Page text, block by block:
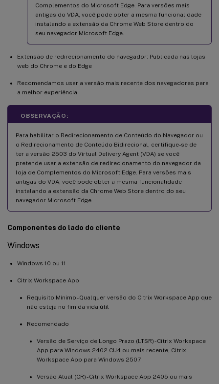
Complementos do Microsoft Edge. Para versões mais
antigas do VDA, você pode obter a mesma funcionalidade
instalando a extensão da Chrome Web Store dentro do
seu navegador Microsoft Edge.
Extensão de redirecionamento do navegador: Publicada nas lojas
web do Chrome e do Edge
Recomendamos usar a versão mais recente dos navegadores para
a melhor experiência
OBSERVAÇÃO:
Para habilitar o Redirecionamento de Conteúdo do Navegador ou
o Redirecionamento de Conteúdo Bidirecional, certifique-se de
ter a versão 2503 do Virtual Delivery Agent (VDA) se você
pretende usar a extensão de redirecionamento do navegador da
loja de Complementos do Microsoft Edge. Para versões mais
antigas do VDA, você pode obter a mesma funcionalidade
instalando a extensão da Chrome Web Store dentro do seu
navegador Microsoft Edge.
Componentes do lado do cliente
Windows
Windows 10 ou 11
Citrix Workspace App
Requisito Mínimo - Qualquer versão do Citrix Workspace App que
não esteja no fim da vida útil
Recomendado
Versão de Serviço de Longo Prazo (LTSR) - Citrix Workspace
App para Windows 2402 CU4 ou mais recente, Citrix
Workspace App para Windows 2507
Versão Atual (CR) - Citrix Workspace App 2405 ou mais